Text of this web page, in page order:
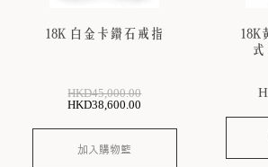
18K 白金卡鑽石戒指
HKD45,000.00
HKD38,600.00
加入購物籃
18K